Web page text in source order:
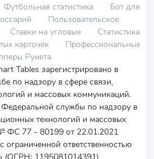
Футбольная статистика
Бот для
Пользовательское
Ставки на угловые
Статистика
карточек
Профессиональные
Рунета
Tables зарегистрировано в
по надзору в сфере связи,
и массовых коммуникаций.
службы по надзору в
технологий и массовых
ФС 77 - 80199 от 22.01.2021
ограниченной ответственностью